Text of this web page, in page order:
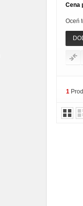
Cena
Oceń
1